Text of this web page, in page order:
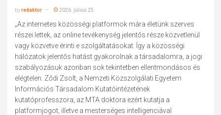
byredaktor 2026. július 25.
„Az internetes közösségi platformok mára életünk szerves
részei lettek, az online tevékenység jelentős része közvetlenül
vagy közvetve érinti e szolgáltatásokat. Így a közösségi
hálózatok jelentős hatást gyakorolnak a társadalomra, a jogi
szabályozásuk azonban sok tekintetben ellentmondásos és
elégtelen. Ződi Zsolt, a Nemzeti Közszolgálati Egyetem
Információs Társadalom Kutatóintézetének
kutatóprofesszora, az MTA doktora ezért kutatja a
platformjogot, illetve a mesterséges intelligenciával